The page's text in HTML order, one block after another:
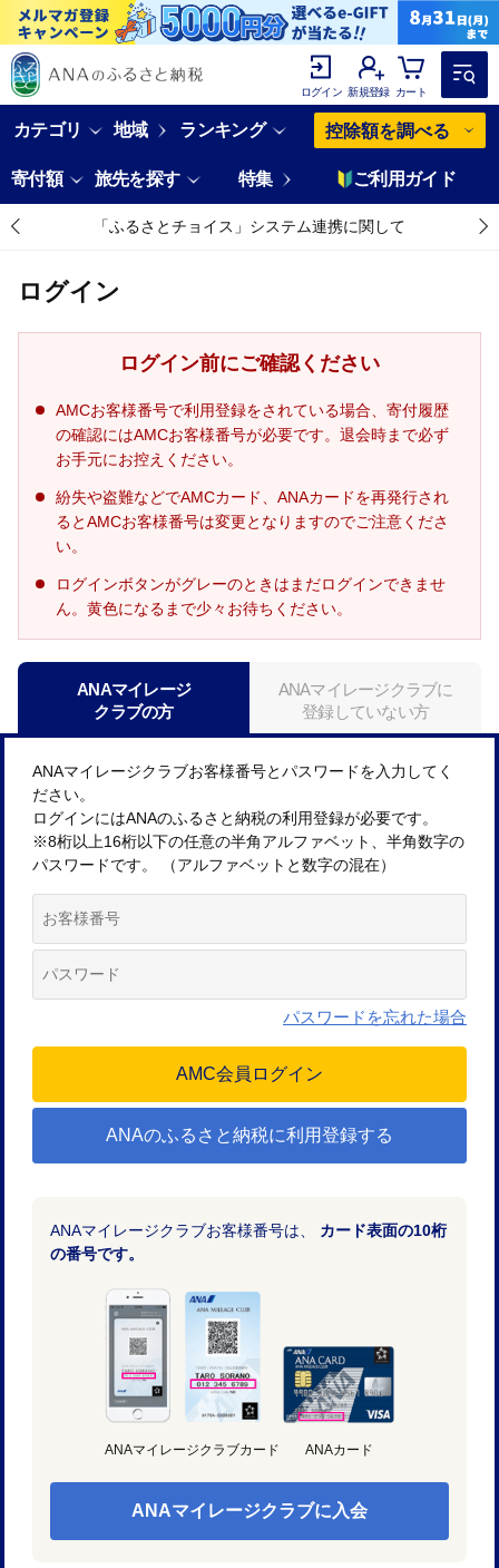
ログイン 新規登録 カート
カテゴリ 地域 ランキング 控除額を調べる
寄付額 旅先を探す 特集 ご利用ガイド
「ふるさとチョイス」システム連携に関して
ログイン
ログイン前にご確認ください
AMCお客様番号で利用登録をされている場合、寄付履歴
の確認にはAMCお客様番号が必要です。退会時まで必ず
お手元にお控えください。
紛失や盗難などでAMCカード、ANAカードを再発行され
るとAMCお客様番号は変更となりますのでご注意くださ
い。
ログインボタンがグレーのときはまだログインできませ
ん。黄色になるまで少々お待ちください。
ANAマイレージ
クラブの方
ANAマイレージクラブに
登録していない方
ANAマイレージクラブお客様番号とパスワードを入力してく
ださい。
ログインにはANAのふるさと納税の利用登録が必要です。
※8桁以上16桁以下の任意の半角アルファベット、半角数字の
パスワードです。 （アルファベットと数字の混在）
パスワードを忘れた場合
ANAのふるさと納税に利用登録する
ANAマイレージクラブお客様番号は、 カード表面の10桁
の番号です。
ANAマイレージクラブカード ANAカード
ANAマイレージクラブに入会